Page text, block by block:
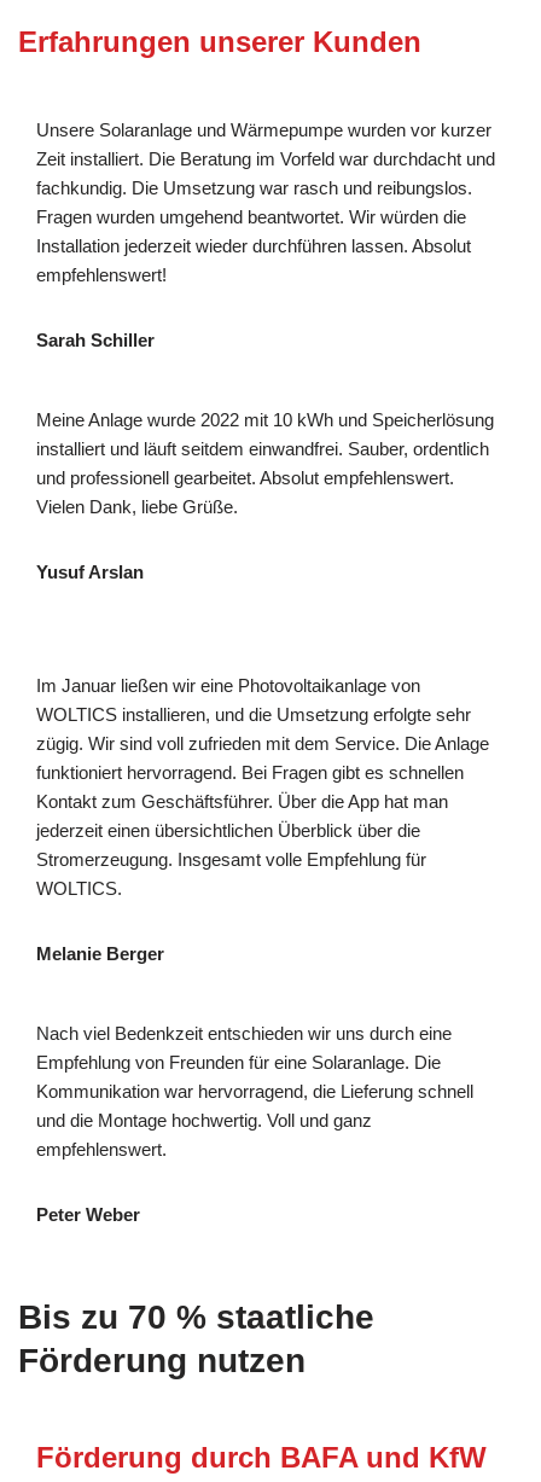
Erfahrungen unserer Kunden
Unsere Solaranlage und Wärmepumpe wurden vor kurzer
Zeit installiert. Die Beratung im Vorfeld war durchdacht und
fachkundig. Die Umsetzung war rasch und reibungslos.
Fragen wurden umgehend beantwortet. Wir würden die
Installation jederzeit wieder durchführen lassen. Absolut
empfehlenswert!
Sarah Schiller
Meine Anlage wurde 2022 mit 10 kWh und Speicherlösung
installiert und läuft seitdem einwandfrei. Sauber, ordentlich
und professionell gearbeitet. Absolut empfehlenswert.
Vielen Dank, liebe Grüße.
Yusuf Arslan
Im Januar ließen wir eine Photovoltaikanlage von
WOLTICS installieren, und die Umsetzung erfolgte sehr
zügig. Wir sind voll zufrieden mit dem Service. Die Anlage
funktioniert hervorragend. Bei Fragen gibt es schnellen
Kontakt zum Geschäftsführer. Über die App hat man
jederzeit einen übersichtlichen Überblick über die
Stromerzeugung. Insgesamt volle Empfehlung für
WOLTICS.
Melanie Berger
Nach viel Bedenkzeit entschieden wir uns durch eine
Empfehlung von Freunden für eine Solaranlage. Die
Kommunikation war hervorragend, die Lieferung schnell
und die Montage hochwertig. Voll und ganz
empfehlenswert.
Peter Weber
Bis zu 70 % staatliche
Förderung nutzen
Förderung durch BAFA und KfW